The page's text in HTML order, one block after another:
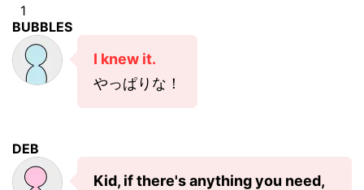
1
BUBBLES
I knew it.
やっぱりな！
DEB
Kid, if there's anything you need,